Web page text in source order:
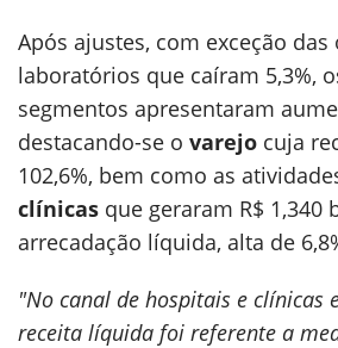
Após ajustes, com exceção das
laboratórios que caíram 5,3%,
segmentos apresentaram
destacando-se o varejo cuja
102,6%, bem como as
clínicas que geraram R$ 1,340
arrecadação líquida, alta de
"No canal de hospitais e clínicas
receita líquida foi referente a